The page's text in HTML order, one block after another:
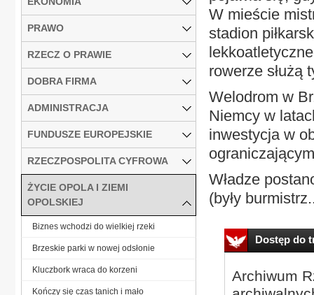
W mieście
stadion
rowerze służą
Welodrom w
Niemcy w
inwestycja w
Władze
(były
Dostęp do
Archiwum
PRAWO
RZECZ O PRAWIE
DOBRA FIRMA
ADMINISTRACJA
FUNDUSZE EUROPEJSKIE
RZECZPOSPOLITA CYFROWA
ŻYCIE OPOLA I ZIEMI
OPOLSKIEJ
Biznes wchodzi do wielkiej rzeki
Brzeskie parki w nowej odsłonie
Kluczbork wraca do korzeni
Kończy się czas tanich i mało